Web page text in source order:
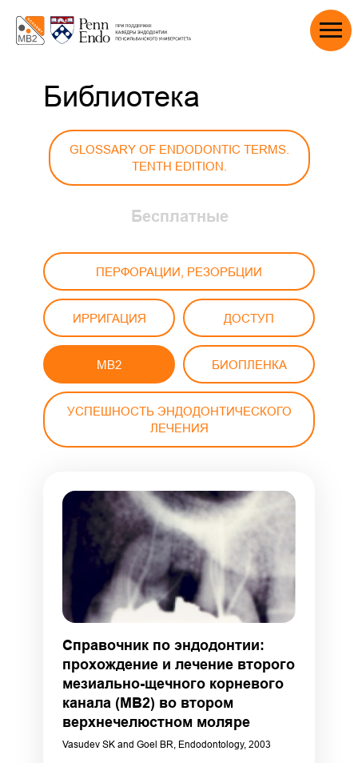
Библиотека
GLOSSARY OF ENDODONTIC TERMS.
TENTH EDITION.
Бесплатные
ПЕРФОРАЦИИ, РЕЗОРБЦИИ
ИРРИГАЦИЯ ДОСТУП
MB2 БИОПЛЕНКА
УСПЕШНОСТЬ ЭНДОДОНТИЧЕСКОГО
ЛЕЧЕНИЯ
Справочник по эндодонтии:
прохождение и лечение второго
мезиально-щечного корневого
канала (MB2) во втором
верхнечелюстном моляре
Vasudev SK and Goel BR, Endodontology, 2003